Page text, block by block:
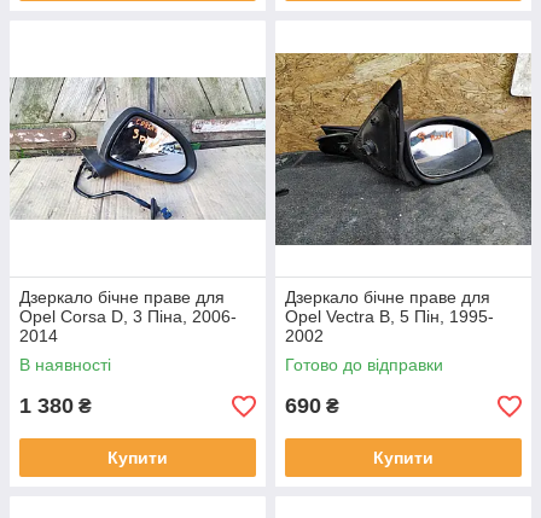
Дзеркало бічне праве для
Opel Corsa D, 3 Піна, 2006-
2014
В наявності
1 380 ₴
Купити
Дзеркало бічне праве для
Opel Vectra B, 5 Пін, 1995-
2002
Готово до відправки
690 ₴
Купити